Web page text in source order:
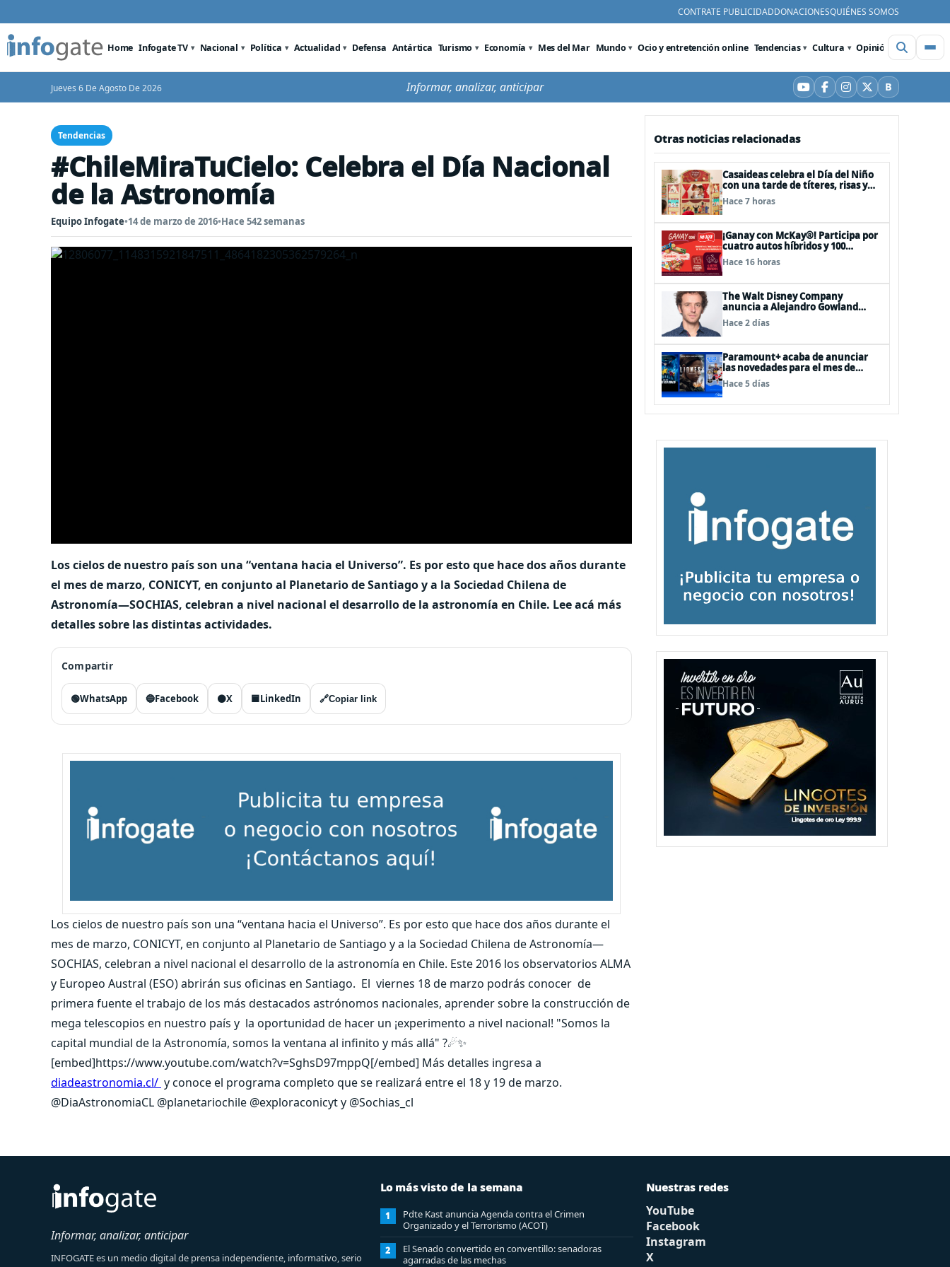
CONTRATE PUBLICIDADDONACIONESQUIÉNES SOMOS
Home Infogate TV Nacional Política Actualidad Defensa Antártica Turismo Economía Mes del Mar Mundo Ocio y entretención online Tendencias Cultura Opinión Videos
Jueves 6 De Agosto De 2026 Informar, analizar, anticipar YouTube
Facebook
Instagram
X BBluesky
Tendencias
#ChileMiraTuCielo: Celebra el Día Nacional
de la Astronomía
Equipo Infogate•14 de marzo de 2016•Hace 542 semanas
Los cielos de nuestro país son una “ventana hacia el Universo”. Es por esto que hace dos años durante
el mes de marzo, CONICYT, en conjunto al Planetario de Santiago y a la Sociedad Chilena de
Astronomía—SOCHIAS, celebran a nivel nacional el desarrollo de la astronomía en Chile. Lee acá más
detalles sobre las distintas actividades.
Compartir
🟢WhatsApp 🔵Facebook ⚫X 🟦LinkedIn 🔗Copiar link
Los cielos de nuestro país son una “ventana hacia el Universo”. Es por esto que hace dos años durante el
mes de marzo, CONICYT, en conjunto al Planetario de Santiago y a la Sociedad Chilena de Astronomía—
SOCHIAS, celebran a nivel nacional el desarrollo de la astronomía en Chile. Este 2016 los observatorios ALMA
y Europeo Austral (ESO) abrirán sus oficinas en Santiago. El viernes 18 de marzo podrás conocer de
primera fuente el trabajo de los más destacados astrónomos nacionales, aprender sobre la construcción de
mega telescopios en nuestro país y la oportunidad de hacer un ¡experimento a nivel nacional! "Somos la
capital mundial de la Astronomía, somos la ventana al infinito y más allá" ?☄✨
[embed]https://www.youtube.com/watch?v=SghsD97mppQ[/embed] Más detalles ingresa a
diadeastronomia.cl/ y conoce el programa completo que se realizará entre el 18 y 19 de marzo.
@DiaAstronomiaCL @planetariochile @exploraconicyt y @Sochias_cl
Otras noticias relacionadas
Casaideas celebra el Día del Niño
con una tarde de títeres, risas y
sorpresas en el Mall Plaza Vespucio
Hace 7 horas
¡Ganay con McKay®! Participa por
cuatro autos híbridos y 100
premios de $500.000
Hace 16 horas
The Walt Disney Company
anuncia a Alejandro Gowland
como Director de Ad Sales &
Partnerships para el Cono Sur
Hace 2 días
Paramount+ acaba de anunciar
las novedades para el mes de
agosto
Hace 5 días
Informar, analizar, anticipar
INFOGATE es un medio digital de prensa independiente, informativo, serio
Lo más visto de la semana
1
Pdte Kast anuncia Agenda contra el Crimen
Organizado y el Terrorismo (ACOT)
2
El Senado convertido en conventillo: senadoras
agarradas de las mechas
Nuestras redes
YouTube
Facebook
Instagram
X